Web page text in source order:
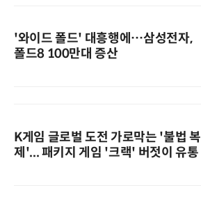
'와이드 폴드' 대흥행에…삼성전자,
폴드8 100만대 증산
K게임 글로벌 도전 가로막는 '불법 복
제'... 패키지 게임 '크랙' 버젓이 유통